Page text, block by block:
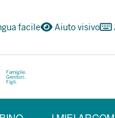
facile Aiuto visivo
Famiglie.
Genitori.
Figli.